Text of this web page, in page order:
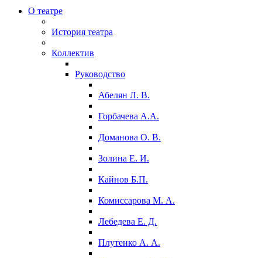
О театре
История театра
Коллектив
Руководство
Абелян Л. В.
Горбачева А.А.
Доманова О. В.
Золина Е. И.
Кайнов Б.П.
Комиссарова М. А.
Лебедева Е. Д.
Плутенко А. А.